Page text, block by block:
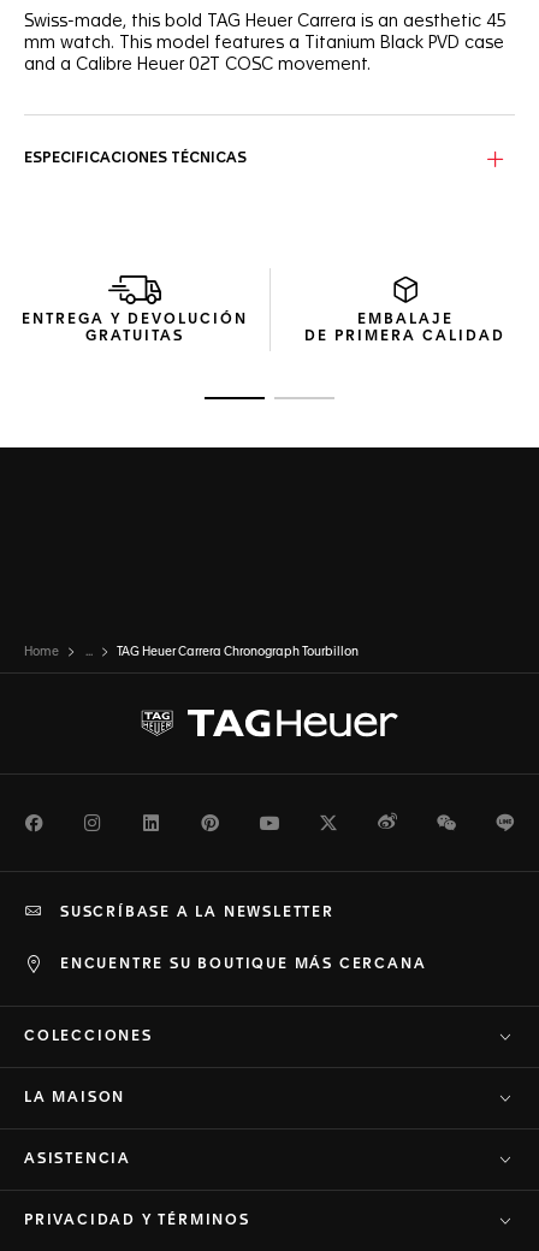
Swiss-made, this bold TAG Heuer Carrera is an aesthetic 45
mm watch. This model features a Titanium Black PVD case
and a Calibre Heuer 02T COSC movement.
ESPECIFICACIONES TÉCNICAS
ENTREGA Y DEVOLUCIÓN
GRATUITAS
EMBALAJE
DE PRIMERA CALIDAD
Home ... TAG Heuer Carrera Chronograph Tourbillon
FacebookInstagramLinkedInPinterestYoutubeTwitterWeiboWeChat
ENCUENTRE SU BOUTIQUE MÁS CERCANA
SUSCRÍBASE A LA NEWSLETTER
COLECCIONES
LA MAISON
ASISTENCIA
PRIVACIDAD Y TÉRMINOS